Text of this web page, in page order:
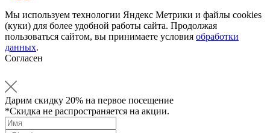
Мы используем технологии Яндекс Метрики и файлы cookies
(куки) для более удобной работы сайта. Продолжая
пользоваться сайтом, вы принимаете условия обработки
данных.
Согласен
Дарим скидку 20% на первое посещение
*Скидка не распространяется на акции.